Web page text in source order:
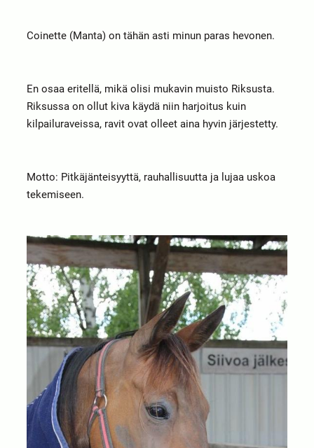
Coinette (Manta) on tähän asti minun paras hevonen.
En osaa eritellä, mikä olisi mukavin muisto Riksusta.
Riksussa on ollut kiva käydä niin harjoitus kuin
kilpailuraveissa, ravit ovat olleet aina hyvin järjestetty.
Motto: Pitkäjänteisyyttä, rauhallisuutta ja lujaa uskoa
tekemiseen.